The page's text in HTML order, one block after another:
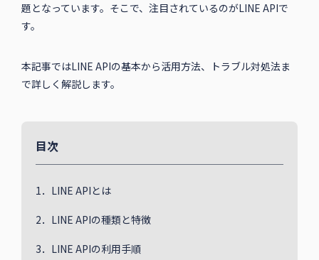
題となっています。そこで、注目されているのがLINE APIで
す。
本記事ではLINE APIの基本から活用方法、トラブル対処法ま
で詳しく解説します。
目次
1．LINE APIとは
2．LINE APIの種類と特徴
3．LINE APIの利用手順